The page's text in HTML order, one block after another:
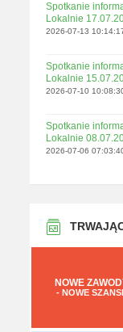
Spotkanie
Lokalnie
2026-07-13
Spotkanie
Lokalnie
2026-07-10
Spotkanie
Lokalnie
2026-07-06
NOWE
- NOWE